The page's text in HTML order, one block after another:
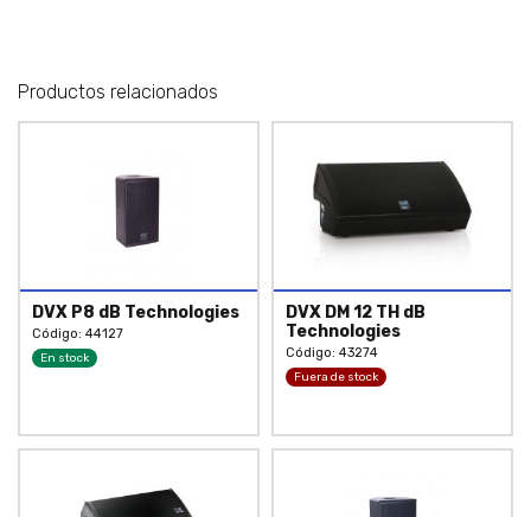
Productos relacionados
DVX P8 dB Technologies
Código: 44127
En stock
DVX DM 12 TH dB
Technologies
Código: 43274
Fuera de stock